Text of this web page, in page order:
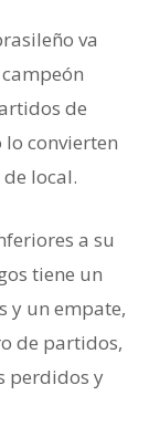
va
de
lo convierten
local.
a su
tiene un
y un empate,
de partidos,
perdidos y